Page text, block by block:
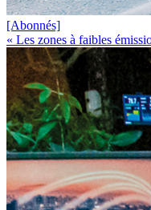
[Abonnés]
« Les zones à faibles